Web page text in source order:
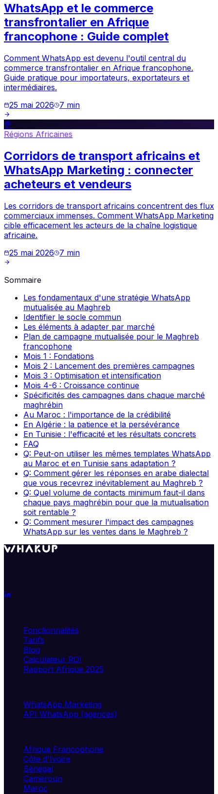
WhatsApp et le commerce
transfrontalier en Afrique
francophone : Guide complet
Comment WhatsApp est devenu l'outil central du
commerce transfrontalier en Afrique francophone.
Guide pratique pour importateurs, exportateurs et
intermédiaires.
25 mai 2026
7 min
💬
Régions Africaines
Corridors de transport africains et
WhatsApp Marketing : connecter
acheteurs et vendeurs
Les corridors de transport africains concentrent des flux
commerciaux immenses. Comment WhatsApp Marketing
cible efficacement les acteurs de la chaîne logistique
africaine.
25 mai 2026
7 min
Sommaire
Les fondamentaux d'une stratégie WhatsApp
mutualisée au Maghreb
Identifier le socle commun
Les éléments à adapter par marché
Plan de campagne mutualisée pour le Maghreb
francophone
Mois 1 : Fondations
Mois 2 : Lancement des premières campagnes
Mois 3 : Optimisation et intensification
Mois 4-6 : Croissance continue
Spécificités des campagnes dans chaque marché
maghrébin
Au Maroc : l'importance de la crédibilité
En Algérie : la patience et la persévérance
En Tunisie : l'efficacité et les résultats concrets
FAQ
Q: Peut-on utiliser les mêmes templates WhatsApp
au Maroc et en Tunisie sans adaptation ?
Q: Comment gérer les réponses en arabe dialectal
que vous recevrez inévitablement au Maghreb ?
Q: Quel volume de contacts minimum faut-il dans
chaque pays maghrébin pour que la mutualisation
soit rentable ?
Q: Comment mesurer l'impact des campagnes
WhatsApp sur les ventes dans le Maghreb ?
Fonctionnalités
Tarifs
Blog
Calculateur ROI
Rapport Afrique 2025
WhatsApp Marketing
API WhatsApp (agences)
Afrique Francophone
Côte d'Ivoire
Sénégal
Cameroun
Maroc